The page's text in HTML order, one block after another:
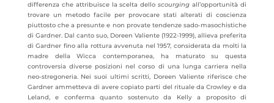
differenza che attribuisce la scelta delloscourgingall’opportunità di
trovare un metodo facile per provocare stati alterati di coscienza
piuttosto che a presunte e non provate tendenze sado-masochistiche
di Gardner. Dal canto suo, Doreen Valiente (1922-1999), allieva preferita
di Gardner fino alla rottura avvenuta nel 1957, considerata da molti la
madre della Wicca contemporanea, ha maturato su questa
controversia diverse posizioni nel corso di una lunga carriera nella
neo-stregoneria. Nei suoi ultimi scritti, Doreen Valiente riferisce che
Gardner ammetteva di avere copiato parti del rituale da Crowley e da
Leland, e conferma quanto sostenuto da Kelly a proposito di